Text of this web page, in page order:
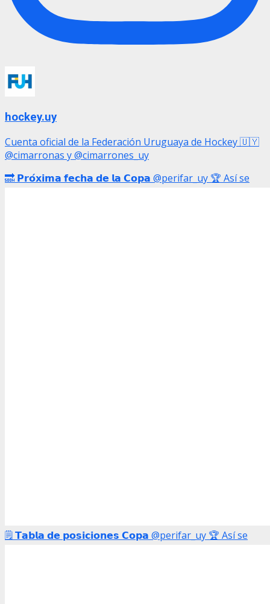
hockey.uy
Cuenta oficial de la Federación Uruguaya de Hockey 🇺🇾
@cimarronas y @cimarrones_uy
🔜 𝗣𝗿𝗼́𝘅𝗶𝗺𝗮 𝗳𝗲𝗰𝗵𝗮 𝗱𝗲 𝗹𝗮 𝗖𝗼𝗽𝗮 @perifar_uy 🏆 Así se
🗒️ 𝗧𝗮𝗯𝗹𝗮 𝗱𝗲 𝗽𝗼𝘀𝗶𝗰𝗶𝗼𝗻𝗲𝘀 𝗖𝗼𝗽𝗮 @perifar_uy 🏆 Así se